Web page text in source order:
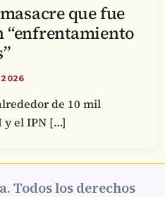
que fue
“enfrentamiento
2026
de 10 mil
y el IPN […]
Todos los derechos